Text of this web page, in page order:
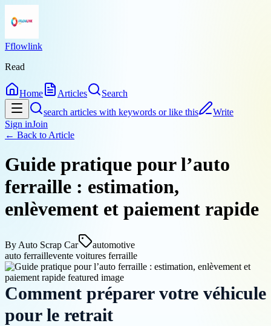
Fflowlink
Read
Home Articles
Search
search articles with keywords or like this
Write
Sign inJoin
← Back to Article
Guide pratique pour l’auto
ferraille : estimation,
enlèvement et paiement rapide
By Auto Scrap Car
automotive
auto ferraillevente voitures ferraille
Comment préparer votre véhicule
pour le retrait